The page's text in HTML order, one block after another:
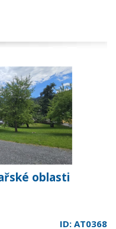
oblasti
ID: AT0368